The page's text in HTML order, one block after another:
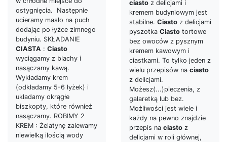
ostygnięcia. Następnie
ucieramy masło na puch
dodając po łyżce zimnego
budyniu. SKŁADANIE
CIASTA : Ciasto
wyciągamy z blachy i
nasączamy kawą.
Wykładamy krem
(odkładamy 5-6 łyżek) i
układamy okrągłe
biszkopty, które również
nasączamy. ROBIMY 2
KREM : Żelatynę zalewamy
niewielką ilością wody
ciasto z delicjami i
kremem budyniowym jest
stabilne. Ciasto z delicjami
pyszotka Ciasto tortowe
bez owoców z pysznym
kremem kawowym i
ciastkami. To tylko jeden z
wielu przepisów na ciasto
z delicjami.
Możesz(...)pieczenia, z
galaretką lub bez.
Możliwości jest wiele i
każdy na pewno znajdzie
przepis na ciasto z
delicjami w roli głównej,